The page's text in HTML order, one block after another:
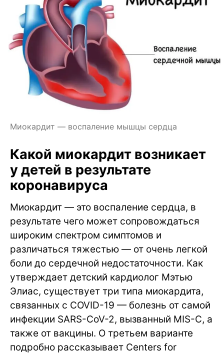
Миокардит — воспаление мышцы сердца
Какой миокардит возникает
у детей в результате
коронавируса
Миокардит — это воспаление сердца, в
результате чего может сопровождаться
широким спектром симптомов и
различаться тяжестью — от очень легкой
боли до сердечной недостаточности. Как
утверждает детский кардиолог Мэтью
Элиас, существует три типа миокардита,
связанных с COVID-19 — болезнь от самой
инфекции SARS-CoV-2, вызванный MIS-C, а
также от вакцины. О третьем варианте
подробно рассказывает Centers for